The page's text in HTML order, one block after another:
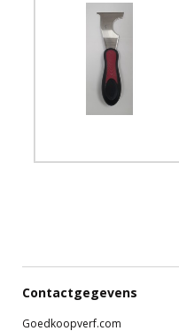
Contactgegevens
Goedkoopverf.com